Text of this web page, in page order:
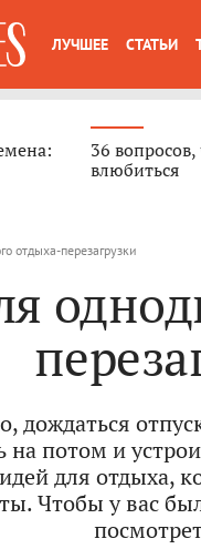
ЛУЧШЕЕ СТАТЬИ
36
влюбиться
отдыха-перезагрузки
дождаться
на потом и
для отдыха,
Чтобы у вас